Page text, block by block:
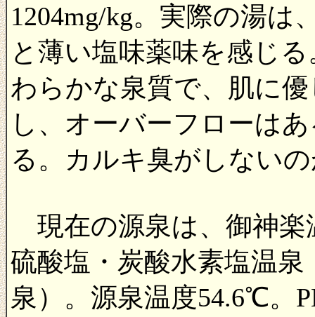
1204mg/kg。実際の湯は
と薄い塩味薬味を感じ
わらかな泉質で、肌に
し、オーバーフローは
る。カルキ臭がしない
現在の源泉は、御神
硫酸塩・炭酸水素塩温
泉）。源泉温度54.6℃。